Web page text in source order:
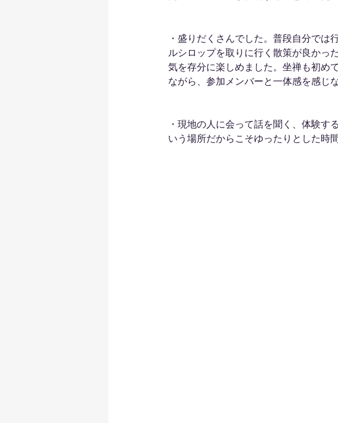
・盛りだくさんでした。普段自分で
ルシロップを取りに行く散策が良かっ
気を存分に楽しめました。坐禅も初め
ながら、参加メンバーと一体感を感じ
・現地の人に会って話を聞く、体験す
いう場所だからこそゆったりとした時